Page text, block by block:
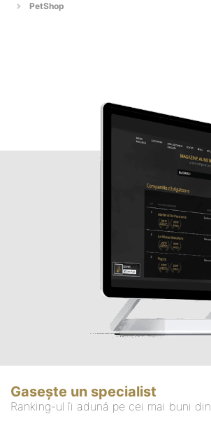
PetShop
Gasește un specialist
Ranking-ul îi adună pe cei mai buni